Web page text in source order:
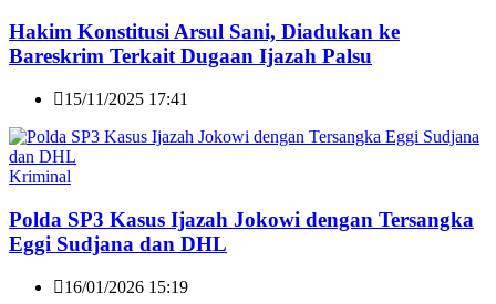
Hakim Konstitusi Arsul Sani, Diadukan ke
Bareskrim Terkait Dugaan Ijazah Palsu
15/11/2025 17:41
Kriminal
Polda SP3 Kasus Ijazah Jokowi dengan Tersangka
Eggi Sudjana dan DHL
16/01/2026 15:19